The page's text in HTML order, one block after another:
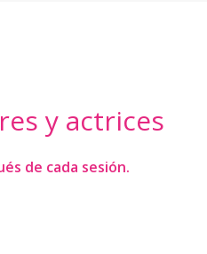
y actrices
de cada sesión.